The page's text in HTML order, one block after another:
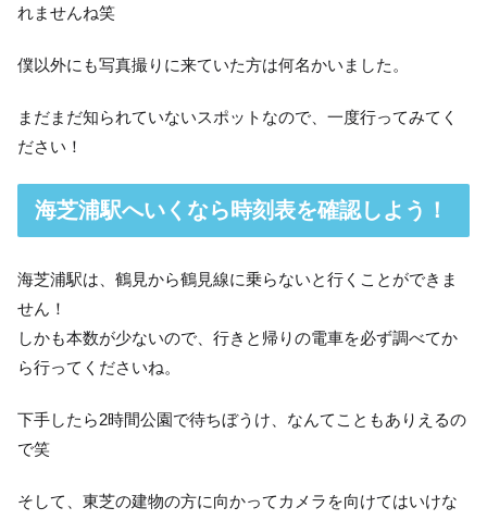
れませんね笑
僕以外にも写真撮りに来ていた方は何名かいました。
まだまだ知られていないスポットなので、一度行ってみてく
ださい！
海芝浦駅へいくなら時刻表を確認しよう！
海芝浦駅は、鶴見から鶴見線に乗らないと行くことができま
せん！
しかも本数が少ないので、行きと帰りの電車を必ず調べてか
ら行ってくださいね。
下手したら2時間公園で待ちぼうけ、なんてこともありえるの
で笑
そして、東芝の建物の方に向かってカメラを向けてはいけな